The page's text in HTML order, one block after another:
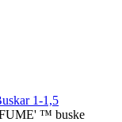
1-1,5
™ buske